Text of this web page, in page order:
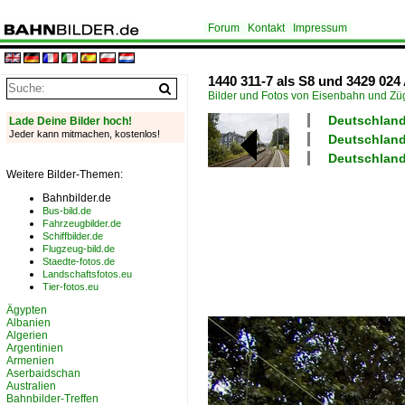
Forum Kontakt Impressum
1440 311-7 als S8 und 3429
Bilder und Fotos von Eisenbahn und
Lade Deine Bilder hoch!
Jeder kann mitmachen, kostenlos!
Weitere Bilder-Themen:
Bahnbilder.de
Bus-bild.de
Fahrzeugbilder.de
Schiffbilder.de
Flugzeug-bild.de
Staedte-fotos.de
Landschaftsfotos.eu
Tier-fotos.eu
Ägypten
Albanien
Algerien
Argentinien
Armenien
Aserbaidschan
Australien
Bahnbilder-Treffen